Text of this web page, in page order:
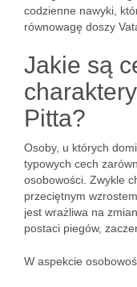
codzienne nawyki,
równowagę doszy
Jakie są
Pitta?
Osoby, u których
typowych cech
osobowości. Zwykle
przeciętnym
jest wrażliwa na
postaci piegów,
W aspekcie